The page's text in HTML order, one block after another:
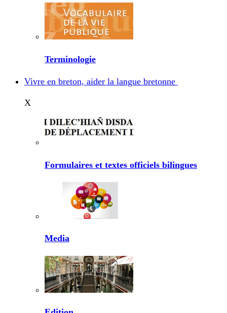
Terminologie
Vivre en breton, aider la langue bretonne
X
Formulaires et textes officiels bilingues
Media